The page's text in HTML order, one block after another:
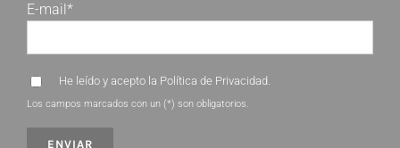
E-mail*
He leído y acepto la Política de Privacidad.
Los campos marcados con un (*) son obligatorios.